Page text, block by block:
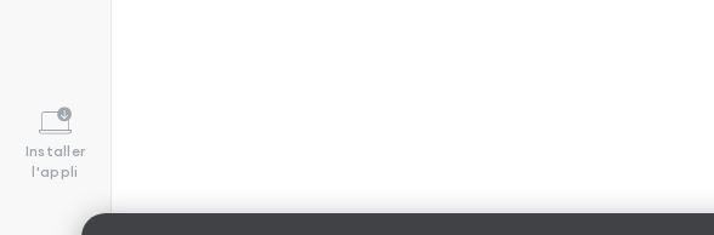
Installer
l'appli